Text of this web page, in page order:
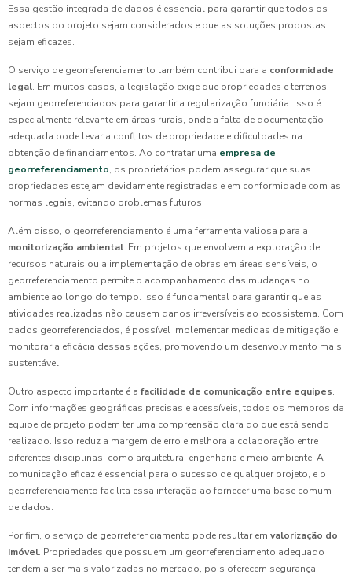
Essa gestão integrada de dados é essencial para garantir que todos os
aspectos do projeto sejam considerados e que as soluções propostas
sejam eficazes.
O serviço de georreferenciamento também contribui para a conformidade
legal. Em muitos casos, a legislação exige que propriedades e terrenos
sejam georreferenciados para garantir a regularização fundiária. Isso é
especialmente relevante em áreas rurais, onde a falta de documentação
adequada pode levar a conflitos de propriedade e dificuldades na
obtenção de financiamentos. Ao contratar uma empresa de
georreferenciamento, os proprietários podem assegurar que suas
propriedades estejam devidamente registradas e em conformidade com as
normas legais, evitando problemas futuros.
Além disso, o georreferenciamento é uma ferramenta valiosa para a
monitorização ambiental. Em projetos que envolvem a exploração de
recursos naturais ou a implementação de obras em áreas sensíveis, o
georreferenciamento permite o acompanhamento das mudanças no
ambiente ao longo do tempo. Isso é fundamental para garantir que as
atividades realizadas não causem danos irreversíveis ao ecossistema. Com
dados georreferenciados, é possível implementar medidas de mitigação e
monitorar a eficácia dessas ações, promovendo um desenvolvimento mais
sustentável.
Outro aspecto importante é a facilidade de comunicação entre equipes.
Com informações geográficas precisas e acessíveis, todos os membros da
equipe de projeto podem ter uma compreensão clara do que está sendo
realizado. Isso reduz a margem de erro e melhora a colaboração entre
diferentes disciplinas, como arquitetura, engenharia e meio ambiente. A
comunicação eficaz é essencial para o sucesso de qualquer projeto, e o
georreferenciamento facilita essa interação ao fornecer uma base comum
de dados.
Por fim, o serviço de georreferenciamento pode resultar em valorização do
imóvel. Propriedades que possuem um georreferenciamento adequado
tendem a ser mais valorizadas no mercado, pois oferecem segurança